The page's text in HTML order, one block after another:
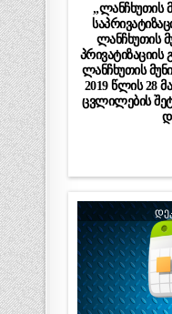
„ლანჩხუთის
ლანჩხუთის
პრივატიზაციის
ლანჩხუთის
2019 წლის 28
ცვლილების